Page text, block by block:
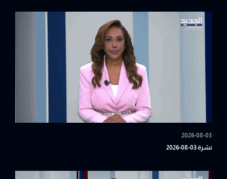
2026-08-03
نشرة 03-08-2026